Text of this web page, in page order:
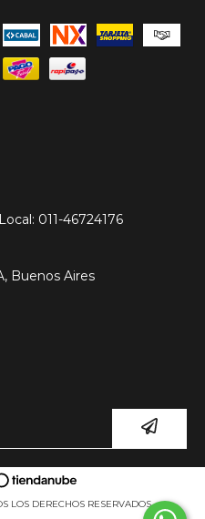
011-46724176
Buenos Aires
LOS DERECHOS RESERVADOS.